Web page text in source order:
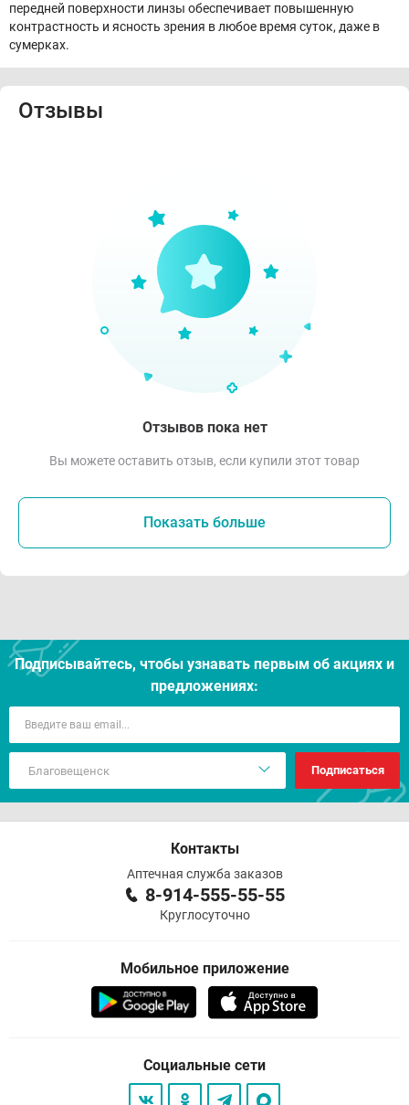
передней поверхности линзы обеспечивает повышенную
контрастность и ясность зрения в любое время суток, даже в
сумерках.
Отзывы
Отзывов пока нет
Вы можете оставить отзыв, если купили этот товар
Показать больше
Подписывайтесь, чтобы узнавать первым об акцияx и
предложениях:
Подписаться
Контакты
Аптечная служба заказов
8-914-555-55-55
Круглосуточно
Мобильное приложение
Социальные сети